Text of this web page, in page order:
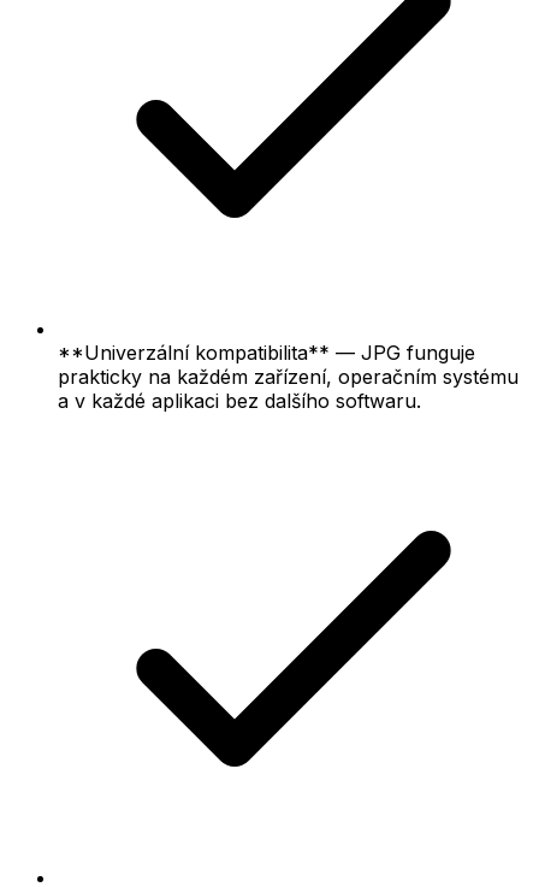
**Univerzální kompatibilita** — JPG funguje
prakticky na každém zařízení, operačním systému
a v každé aplikaci bez dalšího softwaru.